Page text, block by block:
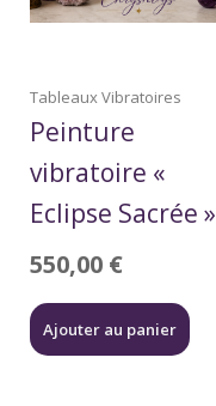
Tableaux Vibratoires
Peinture
vibratoire «
Eclipse Sacrée »
550,00 €
Ajouter au panier